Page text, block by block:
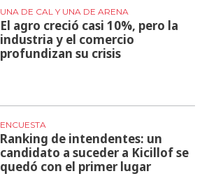
UNA DE CAL Y UNA DE ARENA
El agro creció casi 10%, pero la
industria y el comercio
profundizan su crisis
ENCUESTA
Ranking de intendentes: un
candidato a suceder a Kicillof se
quedó con el primer lugar